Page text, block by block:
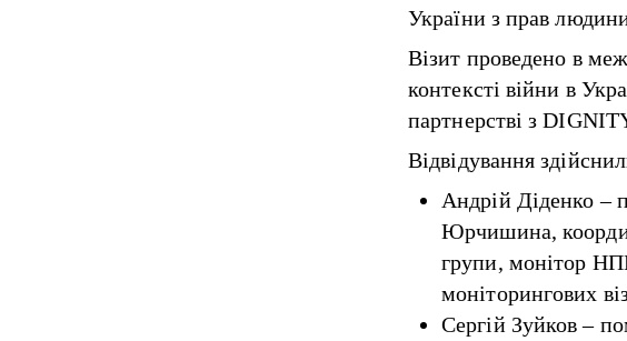
України з прав
Візит проведено в
контексті війни в
партнерстві з
Відвідування
Андрій Діденко –
Юрчишина,
групи, монітор
моніторингових
Сергій Зуйков –